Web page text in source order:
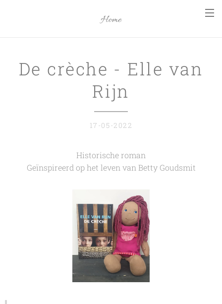
Home
De crèche - Elle van
Rijn
17-05-2022
Historische roman
Geïnspireerd op het leven van Betty Goudsmit